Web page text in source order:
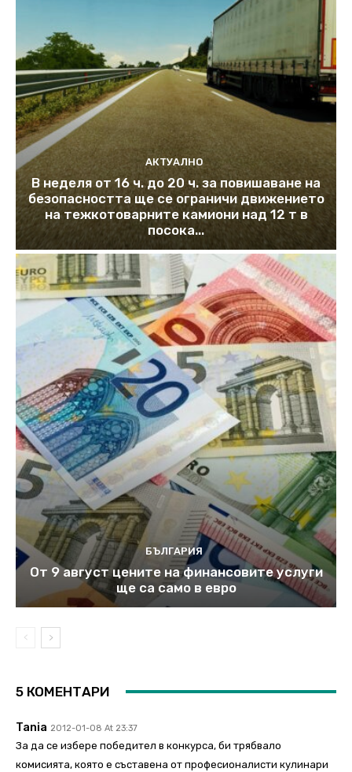
АКТУАЛНО
В неделя от 16 ч. до 20 ч. за повишаване на
безопасността ще се ограничи движението
на тежкотоварните камиони над 12 т в
посока...
БЪЛГАРИЯ
От 9 август цените на финансовите услуги
ще са само в евро
5 КОМЕНТАРИ
Tania 2012-01-08 At 23:37
За да се избере победител в конкурса, би трябвало
комисията, която е съставена от професионалисти кулинари